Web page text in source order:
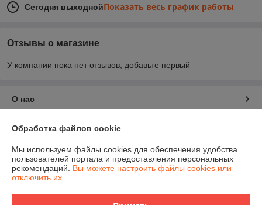
Сегодня выходнойПоказать весь график работы
Отзывы о магазине
У компании пока нет отзывов, добавьте первый
О нас
Контакты
Доставка и оплата
График работы
Обработка файлов cookie
Мы используем файлы cookies для обеспечения удобства
пользователей портала и предоставления персональных
рекомендаций. Вы можете настроить файлы cookies или
отключить их.